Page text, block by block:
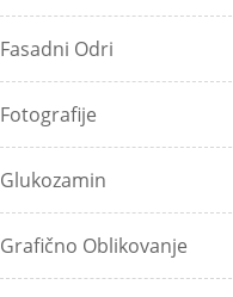
Fasadni Odri
Fotografije
Glukozamin
Grafično Oblikovanje